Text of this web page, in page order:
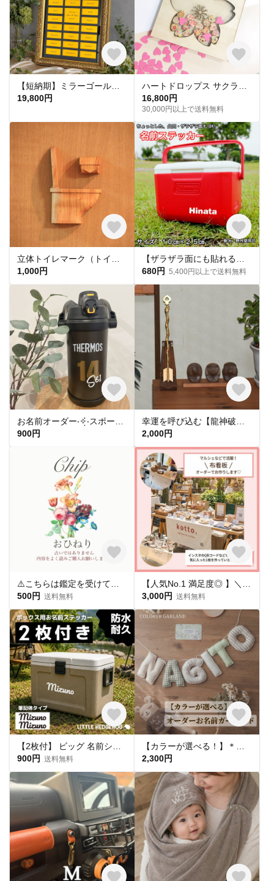
19,800円
16,800円
30,000円以上で送料無料
1,000円
680円 5,400円以上で送料無料
900円
2,000円
500円 送料無料
3,000円 送料無料
900円 送料無料
2,300円